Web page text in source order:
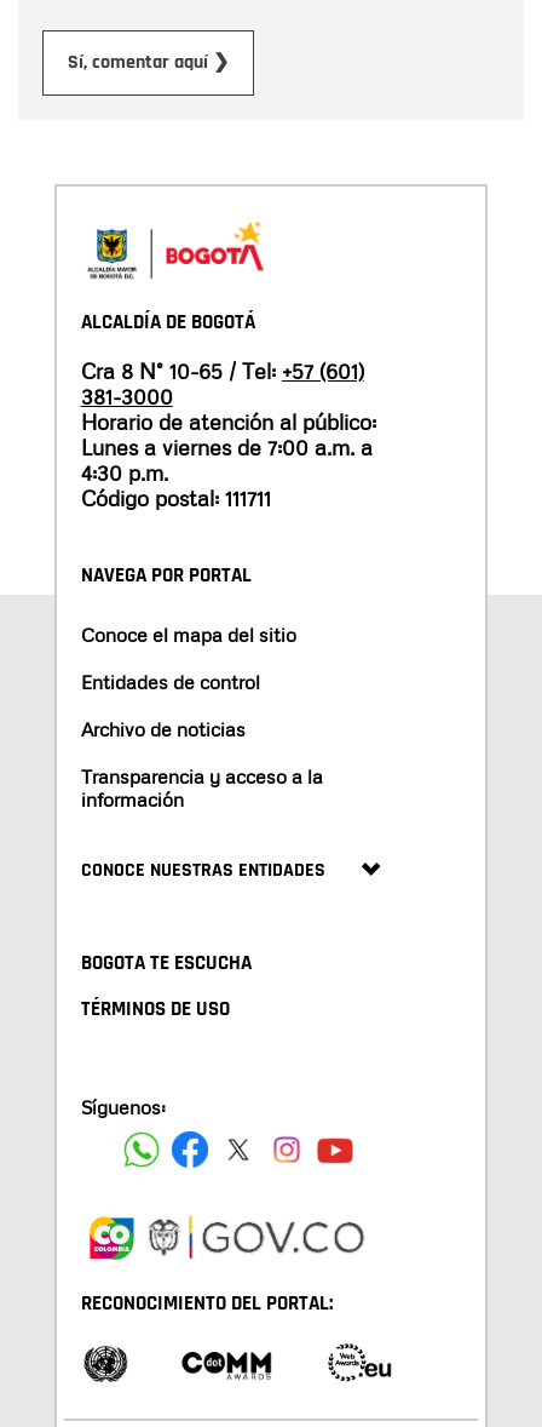
Sí, comentar aquí ❯
ALCALDÍA DE BOGOTÁ
Cra 8 N° 10-65 / Tel: +57 (601)
381-3000
Horario de atención al público:
Lunes a viernes de 7:00 a.m. a
4:30 p.m.
Código postal: 111711
NAVEGA POR PORTAL
Conoce el mapa del sitio
Entidades de control
Archivo de noticias
Transparencia y acceso a la
información
CONOCE NUESTRAS ENTIDADES
BOGOTA TE ESCUCHA
TÉRMINOS DE USO
Síguenos:
RECONOCIMIENTO DEL PORTAL: